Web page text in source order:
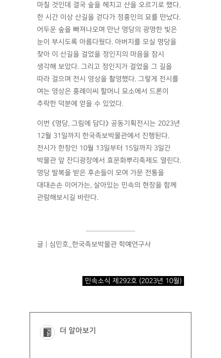
마칠 것인데 결국 숲을 헤치고 산을 오르기로 했다.
한 시간 이상 산길을 걷다가 정흥인의 묘를 만났다.
어두운 숲을 빠져나오며 만난 명당의 광명한 빛은
눈이 부시도록 아름다웠다. 아버지를 모실 명당을
찾아 이 산길을 걸었을 정인지의 마음을 잠시
생각해 보았다. 그리고 정인지가 걸었을 그 길을
따라 걸으며 전시 영상을 촬영했다. 그렇게 전시를
여는 영상은 흥례이씨 할머니 묘소에서 드론이
추락한 덕분에 얻을 수 있었다.
이번 《명당, 그림에 담다》 공동기획전시는 2023년
12월 31일까지 한국족보박물관에서 진행된다.
전시가 한창인 10월 13일부터 15일까지 3일간
박물관 앞 잔디광장에서 효문화뿌리축제도 열린다.
명당 발복을 받은 후손들이 모여 가문 전통을
대대손손 이어가는, 살아있는 민속의 현장을 함께
관람해보시길 바란다.
글 | 심민호_한국족보박물관 학예연구사
민속소식 제292호 (2023년 10월)
더 알아보기